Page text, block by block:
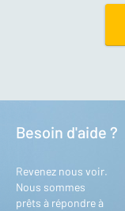
Besoin d'aide ?
Revenez nous voir.
Nous sommes
prêts à répondre à